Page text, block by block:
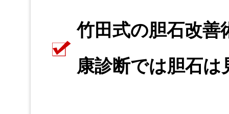
竹田式の胆石改善
康診断では胆石